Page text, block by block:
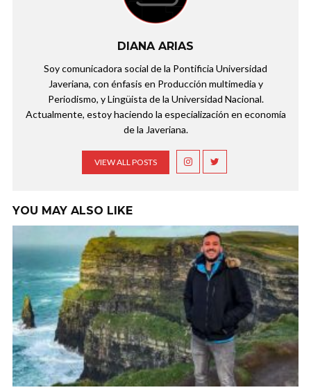
DIANA ARIAS
Soy comunicadora social de la Pontificia Universidad
Javeriana, con énfasis en Producción multimedia y
Periodismo, y Lingüista de la Universidad Nacional.
Actualmente, estoy haciendo la especialización en economía
de la Javeriana.
VIEW ALL POSTS
YOU MAY ALSO LIKE